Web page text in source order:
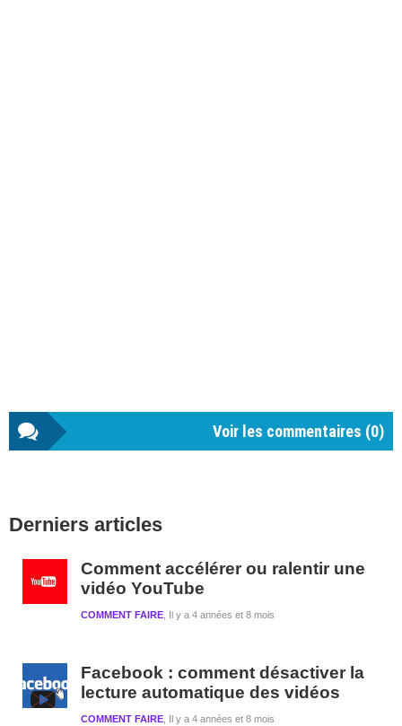
Voir les commentaires (0)
latérale
Derniers articles
Comment accélérer ou ralentir une
vidéo YouTube
Il y a 4 années et 8 mois
COMMENT FAIRE
Facebook : comment désactiver la
lecture automatique des vidéos
Il y a 4 années et 8 mois
COMMENT FAIRE